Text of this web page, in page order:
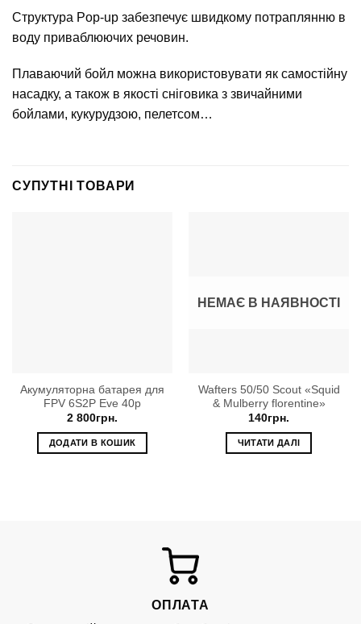
Структура Pop-up забезпечує швидкому потраплянню в
воду приваблюючих речовин.
Плаваючий бойл можна використовувати як самостійну
насадку, а також в якості сніговика з звичайними
бойлами, кукурудзою, пелетсом…
СУПУТНІ ТОВАРИ
Акумуляторна батарея для
FPV 6S2P Eve 40p
2 800грн.
ДОДАТИ В КОШИК
НЕМАЄ В НАЯВНОСТІ
Wafters 50/50 Scout «Squid
& Mulberry florentine»
140грн.
ЧИТАТИ ДАЛІ
ОПЛАТА